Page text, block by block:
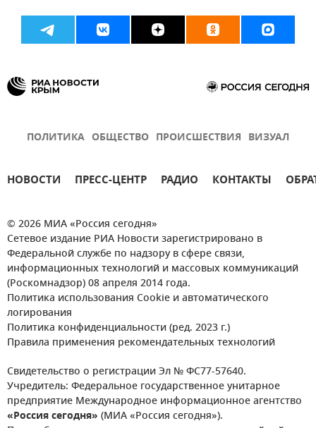
ПОЛИТИКА ОБЩЕСТВО ПРОИСШЕСТВИЯ ВИЗУАЛ
НОВОСТИ ПРЕСС-ЦЕНТР РАДИО КОНТАКТЫ
© 2026 МИА «Россия сегодня»
Сетевое издание РИА Новости зарегистрировано в
Федеральной службе по надзору в сфере связи,
информационных технологий и массовых коммуникаций
(Роскомнадзор) 08 апреля 2014 года.
Политика использования Cookie и автоматического
логирования
Политика конфиденциальности (ред. 2023 г.)
Правила применения рекомендательных технологий
Свидетельство о регистрации Эл № ФС77-57640.
Учредитель: Федеральное государственное унитарное
предприятие Международное информационное агентство
«Россия сегодня» (МИА «Россия сегодня»).